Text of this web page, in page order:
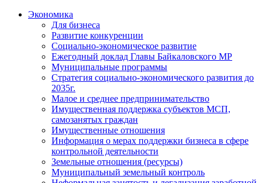
Экономика
Для бизнеса
Развитие конкуренции
Социально-экономическое развитие
Ежегодный доклад Главы Байкаловского МР
Муниципальные программы
Стратегия социально-экономического развития до
2035г.
Малое и среднее предпринимательство
Имущественная поддержка субъектов МСП,
самозанятых граждан
Имущественные отношения
Информация о мерах поддержки бизнеса в сфере
контрольной деятельности
Земельные отношения (ресурсы)
Муниципальный земельный контроль